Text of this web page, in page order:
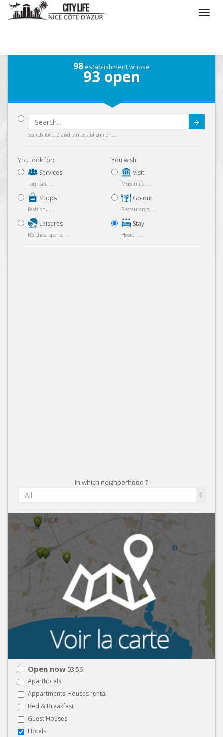
98establishment whose
93 open
Search for a brand, an establishment...
You look for:
Services
Tourism, ...
Shops
Fashion, ...
Leisures
Beaches, sports, ...
You wish:
Visit
Museums, ...
Go out
Restaurants, ...
Stay
Hostel, ...
In which neighborhood ?
All
Open now 03:56
Aparthotels
Appartments-Houses rental
Bed & Breakfast
Guest Houses
Hotels